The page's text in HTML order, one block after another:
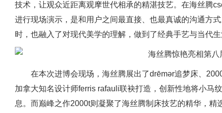
技术，让观众近距离观摩世代相承的精湛技艺。在海丝腾
进行现场演示，是和用户之间最直接、也最真诚的沟通方
时，也融入了对现代美学的理解，做到了经典手艺与当代
在本次进博会现场，海丝腾展出了drēmər追梦床、
加拿大知名设计师ferris rafauli联袂打造，创新性地将小马
息。而巅峰之作2000t则凝聚了海丝腾制床技艺的精华，